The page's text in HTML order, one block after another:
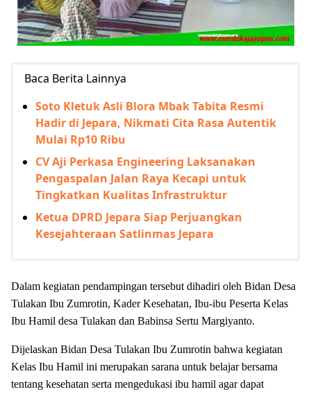
Baca Berita Lainnya
Soto Kletuk Asli Blora Mbak Tabita Resmi
Hadir di Jepara, Nikmati Cita Rasa Autentik
Mulai Rp10 Ribu
CV Aji Perkasa Engineering Laksanakan
Pengaspalan Jalan Raya Kecapi untuk
Tingkatkan Kualitas Infrastruktur
Ketua DPRD Jepara Siap Perjuangkan
Kesejahteraan Satlinmas Jepara
Dalam kegiatan pendampingan tersebut dihadiri oleh Bidan Desa
Tulakan Ibu Zumrotin, Kader Kesehatan, Ibu-ibu Peserta Kelas
Ibu Hamil desa Tulakan dan Babinsa Sertu Margiyanto.
Dijelaskan Bidan Desa Tulakan Ibu Zumrotin bahwa kegiatan
Kelas Ibu Hamil ini merupakan sarana untuk belajar bersama
tentang kesehatan serta mengedukasi ibu hamil agar dapat